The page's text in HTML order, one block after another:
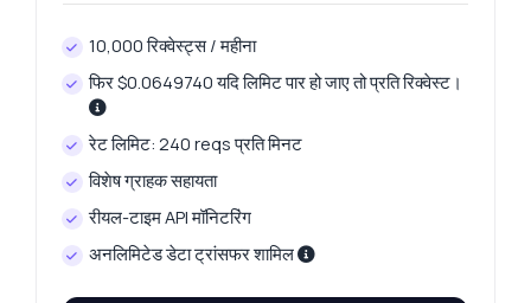
10,000 रिक्वेस्ट्स / महीना
फिर $0.0649740 यदि लिमिट पार हो जाए तो प्रति रिक्वेस्ट।
रेट लिमिट: 240 reqs प्रति मिनट
विशेष ग्राहक सहायता
रीयल-टाइम API मॉनिटरिंग
अनलिमिटेड डेटा ट्रांसफर शामिल